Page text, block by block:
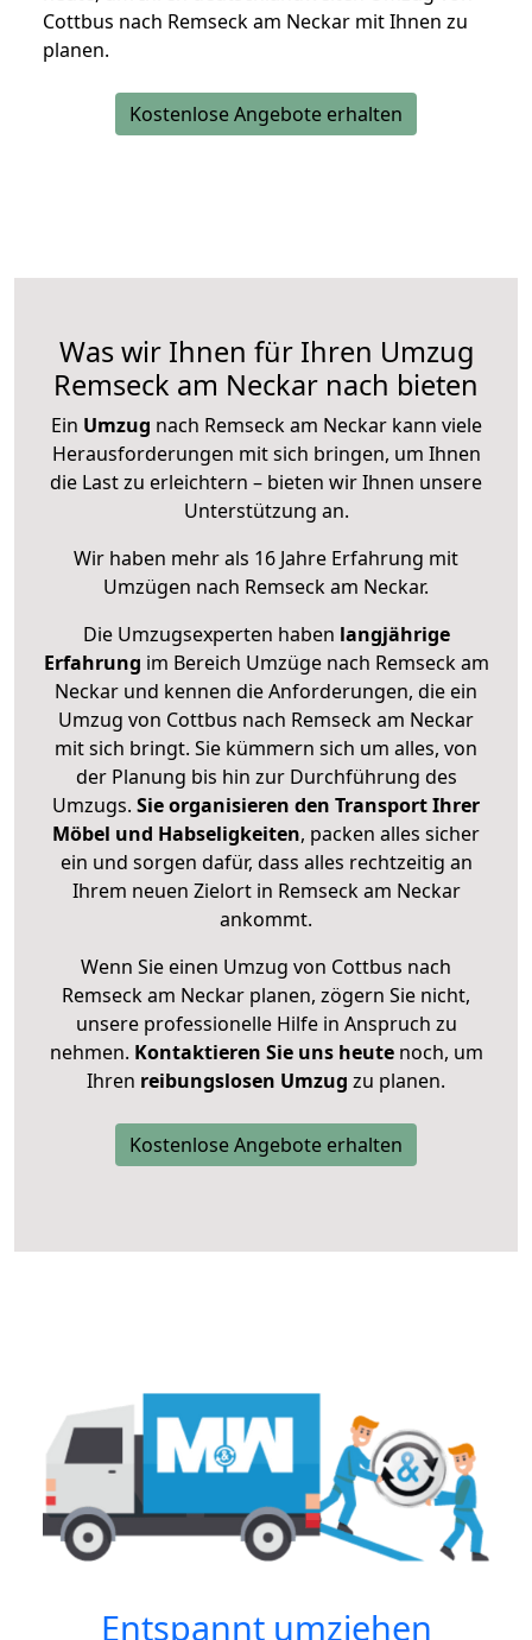
Cottbus nach Remseck am Neckar mit Ihnen zu
planen.
Kostenlose Angebote erhalten
Was wir Ihnen für Ihren Umzug
Remseck am Neckar nach bieten
Ein Umzug nach Remseck am Neckar kann viele
Herausforderungen mit sich bringen, um Ihnen
die Last zu erleichtern – bieten wir Ihnen unsere
Unterstützung an.
Wir haben mehr als 16 Jahre Erfahrung mit
Umzügen nach Remseck am Neckar.
Die Umzugsexperten haben langjährige
Erfahrung im Bereich Umzüge nach Remseck am
Neckar und kennen die Anforderungen, die ein
Umzug von Cottbus nach Remseck am Neckar
mit sich bringt. Sie kümmern sich um alles, von
der Planung bis hin zur Durchführung des
Umzugs. Sie organisieren den Transport Ihrer
Möbel und Habseligkeiten, packen alles sicher
ein und sorgen dafür, dass alles rechtzeitig an
Ihrem neuen Zielort in Remseck am Neckar
ankommt.
Wenn Sie einen Umzug von Cottbus nach
Remseck am Neckar planen, zögern Sie nicht,
unsere professionelle Hilfe in Anspruch zu
nehmen. Kontaktieren Sie uns heutenoch, um
Ihren reibungslosen Umzug zu planen.
Kostenlose Angebote erhalten
Entspannt umziehen